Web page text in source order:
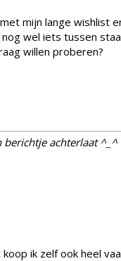
mijn lange wishlist
wel iets tussen
willen proberen?
berichtje achterlaat ^_^
ik zelf ook heel